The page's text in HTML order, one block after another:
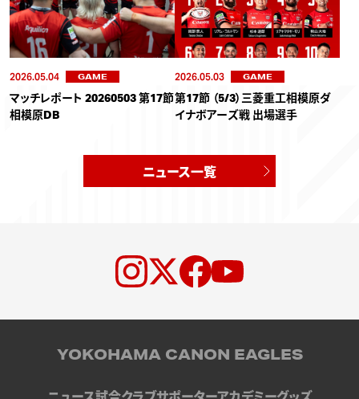
2026.05.04 GAME
マッチレポート 20260503 第17節
相模原DB
2026.05.03 GAME
第17節 （5/3）三菱重工相模原ダ
イナボアーズ戦 出場選手
ニュース一覧
YOKOHAMA CANON EAGLES